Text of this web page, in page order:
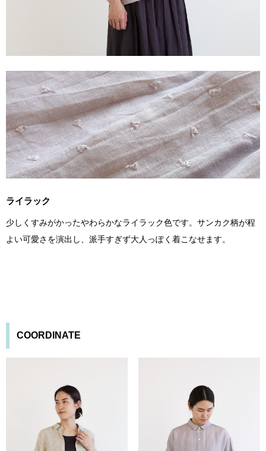
ライラック
少しくすみがかったやわらかなライラック色です。サンカク柄が程
よい可愛さを演出し、派手すぎず大人っぽく着こなせます。
COORDINATE